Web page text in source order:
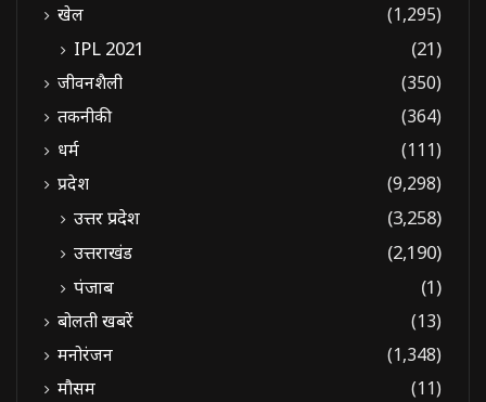
खेल
(1,295)
IPL 2021 (21)
जीवनशैली
(350)
तकनीकी
(364)
धर्म
(111)
प्रदेश
(9,298)
उत्तर प्रदेश
(3,258)
उत्तराखंड
(2,190)
पंजाब
(1)
बोलती खबरें
(13)
मनोरंजन
(1,348)
मौसम
(11)